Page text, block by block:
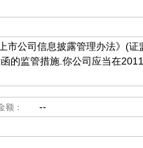
市公司信息披露管理办法》(
的监管措施.你公司应当在
额： --